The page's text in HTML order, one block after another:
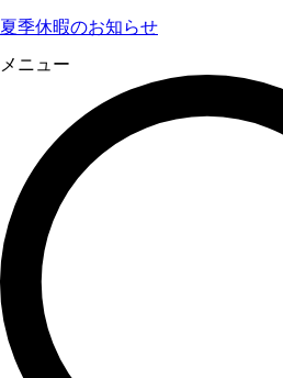
夏季休暇のお知らせ
メニュー